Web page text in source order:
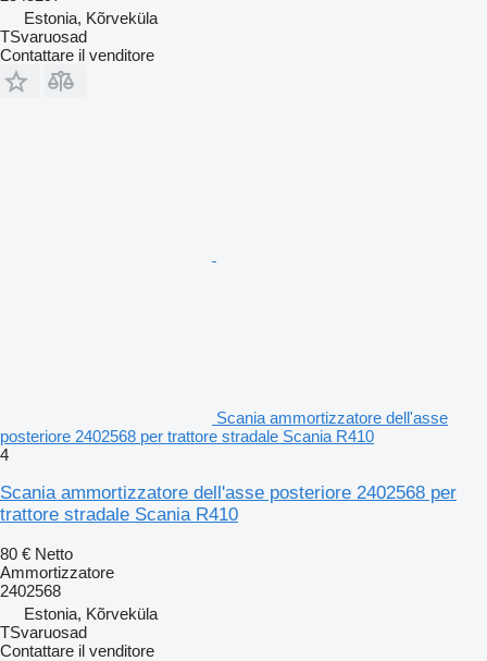
Estonia, Kõrveküla
TSvaruosad
Contattare il venditore
Scania ammortizzatore dell'asse
posteriore 2402568 per trattore stradale Scania R410
4
Scania ammortizzatore dell'asse posteriore 2402568 per
trattore stradale Scania R410
80 € Netto
Ammortizzatore
2402568
Estonia, Kõrveküla
TSvaruosad
Contattare il venditore